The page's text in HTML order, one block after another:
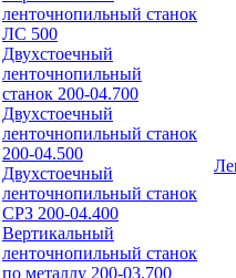
ленточнопильный станок
ЛС 500
Двухстоечный
ленточнопильный
станок 200-04.700
Двухстоечный
ленточнопильный станок
200-04.500
Двухстоечный
ленточнопильный станок
СРЗ 200-04.400
Вертикальный
ленточнопильный станок
по металлу 200-03.700